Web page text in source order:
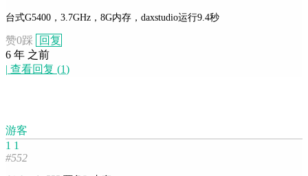
台式G5400，3.7GHz，8G内存，daxstudio运行9.4秒
赞0踩
回复
6 年 之前
| 查看回复 (1)
游客
1 1
#552